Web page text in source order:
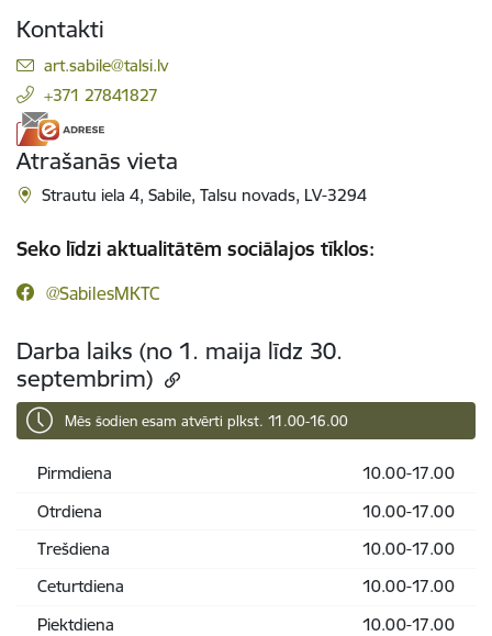
Kontakti
E-pasts:
art.sabile@talsi.lv
+371 27841827
Atrašanās vieta
Strautu iela 4, Sabile, Talsu novads, LV-3294
Seko līdzi aktualitātēm sociālajos tīklos:
@SabilesMKTC
Darba laiks (no 1. maija līdz 30.
septembrim)
Mēs šodien esam atvērti plkst. 11.00-16.00
Pirmdiena
10.00-17.00
Otrdiena
10.00-17.00
Trešdiena
10.00-17.00
Ceturtdiena
10.00-17.00
Piektdiena
10.00-17.00